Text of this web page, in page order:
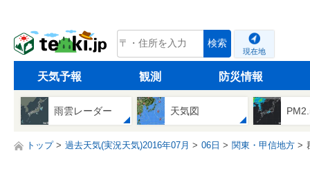
tenki.jp 検索
現在地
天気予報 観測 防災情報
雨雲レーダー 天気図
トップ 過去天気(実況天気)2016年07月 06日 関東・甲信地方